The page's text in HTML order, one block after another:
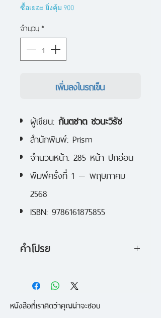
ซื้อเยอะ ยิ่งคุ้ม 900
จำนวน*
เพิ่มลงในรถเข็น
ผู้เขียน: กันตชาต ชวนะวิรัช
สำนักพิมพ์: Prism
จำนวนหน้า: 285 หน้า ปกอ่อน
พิมพ์ครั้งที่ 1 — พฤษภาคม
2568
ISBN: 9786161875855
คำโปรย
ขานถึงขบวนแห่ของภูตผีร้อยตนที่
ปรากฏตัวในคืนลอยกระทงและจะพา
หนังสือที่เราคิดว่าคุณน่าจะชอบ